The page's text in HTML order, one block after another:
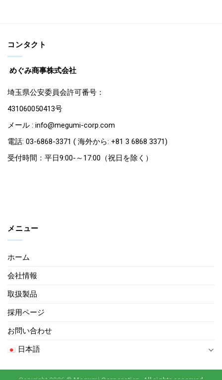
コンタクト
めぐみ商事株式会社
埼玉県公安委員会許可番号：
431060050413号
メール : info@megumi-corp.com
電話: 03-6868-3371 ( 海外から: +81 3 6868 3371)
受付時間：平日9:00-～17:00（祝日を除く）
メニュー
ホーム
会社情報
取扱製品
採用ページ
お問い合わせ
日本語